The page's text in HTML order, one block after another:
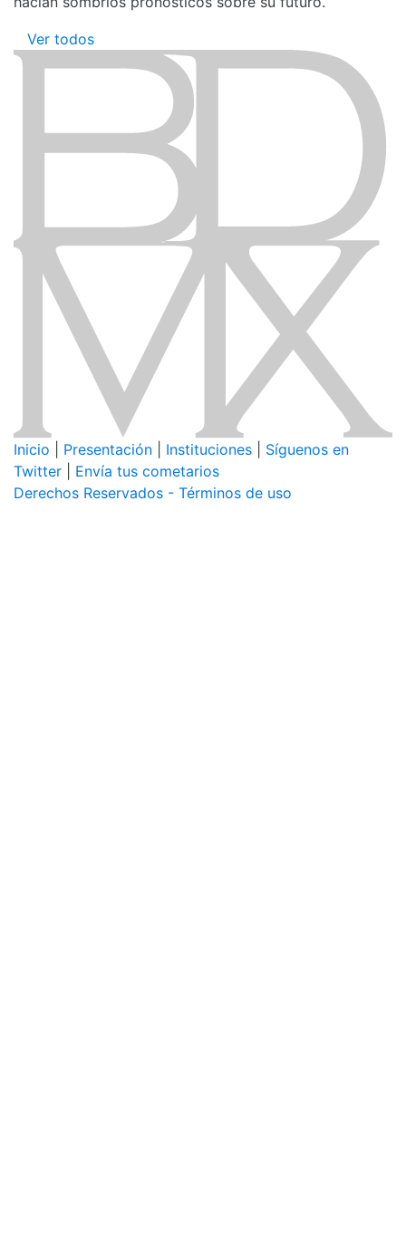
Ver todos
Inicio Presentación Instituciones
Síguenos en
Twitter
Envía tus cometarios
Derechos Reservados - Términos de uso